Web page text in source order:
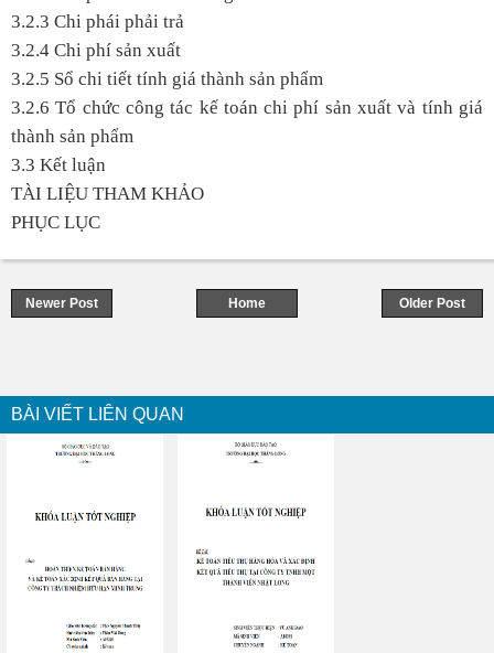
3.2.3 Chi phái phải trả
3.2.4 Chi phí sản xuất
3.2.5 Sổ chi tiết tính giá thành sản phẩm
3.2.6 Tổ chức công tác kế toán chi phí sản xuất và tính giá
thành sản phẩm
3.3 Kết luận
TÀI LIỆU THAM KHẢO
PHỤC LỤC
Newer Post Older Post
Home
BÀI VIẾT LIÊN QUAN